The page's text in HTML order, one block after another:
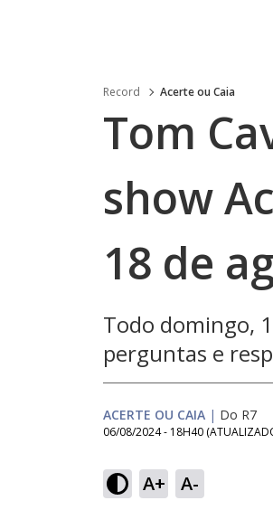
Record Acerte ou Caia
Tom
show
18 de
Todo domingo,
perguntas e
ACERTE OU CAIA | Do R7
06/08/2024 - 18H40
A+ A-
Ativar
Som